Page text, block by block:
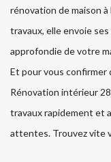
rénovation de maison
travaux, elle envoie
approfondie de votre
Et pour vous confirmer
Rénovation intérieur
travaux rapidement et
attentes. Trouvez vite